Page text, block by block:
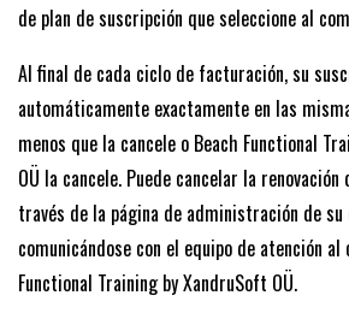
de plan de suscripción que seleccione al
Al final de cada ciclo de facturación, su
automáticamente exactamente en las
menos que la cancele o Beach Functional
OÜ la cancele. Puede cancelar la
través de la página de administración de su
comunicándose con el equipo de atención
Functional Training by XandruSoft OÜ.